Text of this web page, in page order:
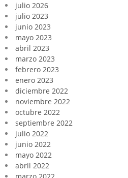
julio 2026
julio 2023
junio 2023
mayo 2023
abril 2023
marzo 2023
febrero 2023
enero 2023
diciembre 2022
noviembre 2022
octubre 2022
septiembre 2022
julio 2022
junio 2022
mayo 2022
abril 2022